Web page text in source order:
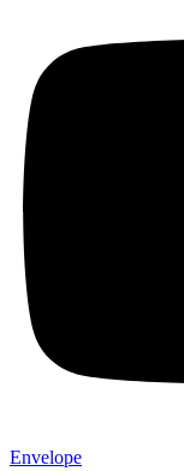
Envelope